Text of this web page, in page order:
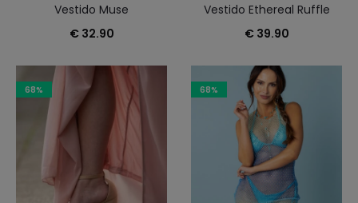
Vestido Muse
€ 32.90
Vestido Ethereal Ruffle
€ 39.90
68% 68%